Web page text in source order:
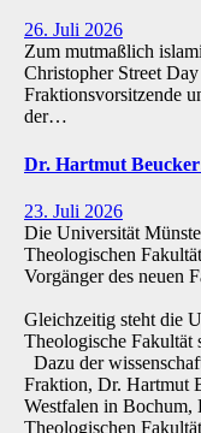
26. Juli 2026
Zum mutmaßlich
Christopher Street
Fraktionsvorsitzende
der…
Dr. Hartmut
23. Juli 2026
Die Universität
Theologischen
Vorgänger des neuen
Gleichzeitig steht die
Theologische Fakultät
Dazu der
Fraktion, Dr. Hartmut
Westfalen in Bochum,
Theologischen